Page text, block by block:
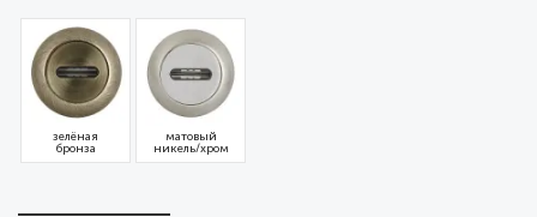
зелёная
бронза
матовый
никель/хром